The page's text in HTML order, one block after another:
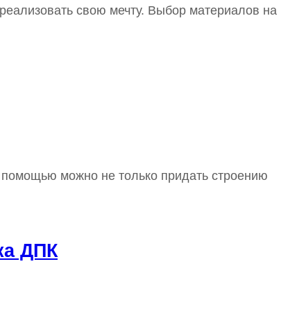
свою мечту. Выбор материалов на
можно не только придать строению
ДПК